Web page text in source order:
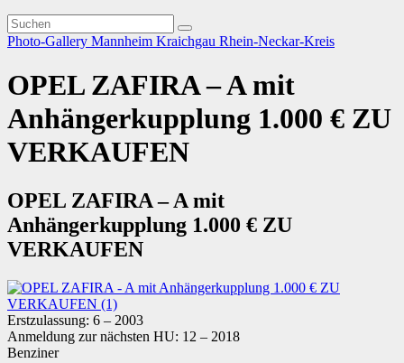
Photo-Gallery Mannheim Kraichgau Rhein-Neckar-Kreis
OPEL ZAFIRA – A mit
Anhängerkupplung 1.000 € ZU
VERKAUFEN
OPEL ZAFIRA – A mit
Anhängerkupplung 1.000 € ZU
VERKAUFEN
Erstzulassung: 6 – 2003
Anmeldung zur nächsten HU: 12 – 2018
Benziner